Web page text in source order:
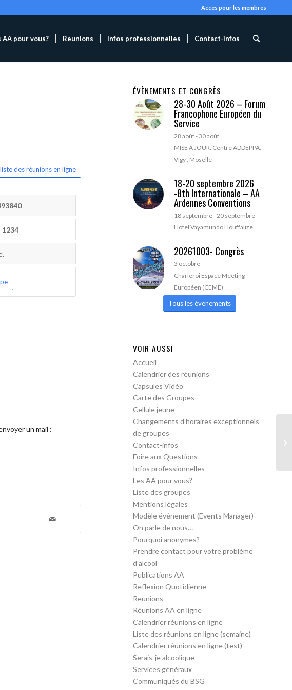
Accès pour les membres
AA pour vous? Reunions Infos professionnelles Contact-infos
des réunions en ligne
1234
un mail :
ÉVÈNEMENTS ET CONGRÈS
28-30 Août 2026 – Forum
Francophone Européen du
Service
28 août-30 août
MISE A JOUR: Centre ADDEPPA,
Vigy , Moselle
18-20 septembre 2026
-8th Internationale – AA
Ardennes Conventions
18 septembre-20 septembre
Hotel Vayamundo Houffalize
20261003- Congrès
3 octobre
Charleroi Espace Meeting
Européen (CEME)
Tous les évenements
VOIR AUSSI
Accueil
Calendrier des réunions
Capsules Vidéo
Carte des Groupes
Cellule jeune
Changements d’horaires exceptionnels
de groupes
Contact-infos
Foire aux Questions
Infos professionnelles
Les AA pour vous?
Liste des groupes
Mentions légales
Modèle événement (Events Manager)
On parle de nous…
Pourquoi anonymes?
Prendre contact pour votre problème
d’alcool
Publications AA
Reflexion Quotidienne
Reunions
Réunions AA en ligne
Calendrier réunions en ligne
Liste des réunions en ligne (semaine)
Calendrier réunions en ligne (test)
Serais-je alcoolique
Services généraux
Communiqués du BSG